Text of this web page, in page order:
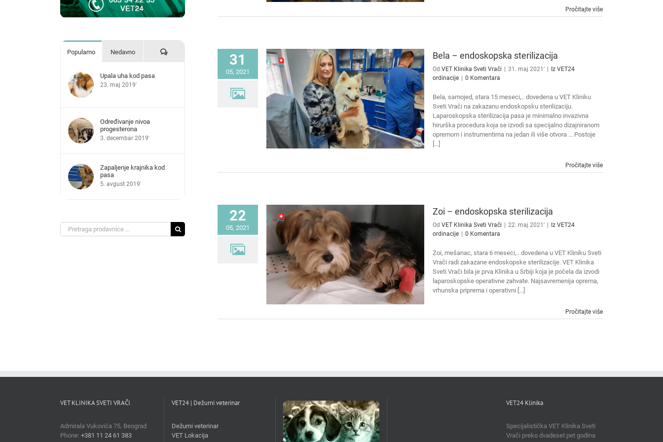
Pročitajte više
31
05, 2021
Bela – endoskopska sterilizacija
Od VET Klinika Sveti Vrači 31. maj 2021'
Iz VET24
ordinacije
0 Komentara
Bela, samojed, stara 15 meseci,.. dovedena u VET Kliniku
Sveti Vrači na zakazanu endoskopsku sterilizaciju.
Laparoskopska sterilizacija pasa je minimalno invazivna
hirurška procedura koja se izvodi sa specijalno dizajniranom
opremom i instrumentima na jedan ili više otvora ... Postoje
[...]
Pročitajte više
22
05, 2021
Zoi – endoskopska sterilizacija
Od VET Klinika Sveti Vrači 22. maj 2021'
Iz VET24
ordinacije
0 Komentara
Zoi, mešanac, stara 6 meseci,.. dovedena u VET Kliniku Sveti
Vrači radi zakazane endoskopske sterilizacije. VET Klinika
Sveti Vrači bila je prva Klinika u Srbiji koja je počela da izvodi
laparoskopske operativne zahvate. Najsavremenija oprema,
vrhunska priprema i operativni [...]
Pročitajte više
Popularno Nedavno Komentari
Upala uha kod pasa
23. maj 2019'
Određivanje nivoa
progesterona
3. decembar 2019'
Zapaljenje krajnika kod
pasa
5. avgust 2019'
Search
for:
VET KLINIKA SVETI VRAČI
Admirala Vukovića 75, Beograd
Phone: +381 11 24 61 383
VET24 | Dežurni veterinar
Dežurni veterinar
VET Lokacija
VET24 Klinika
Specijalistička VET Klinika Sveti
Vrači preko dvadeset pet godina